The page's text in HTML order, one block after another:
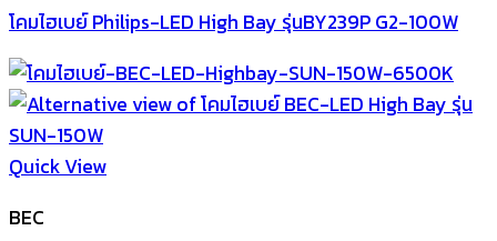
โคมไฮเบย์ Philips-LED High Bay รุ่นBY239P G2-100W
Quick View
BEC